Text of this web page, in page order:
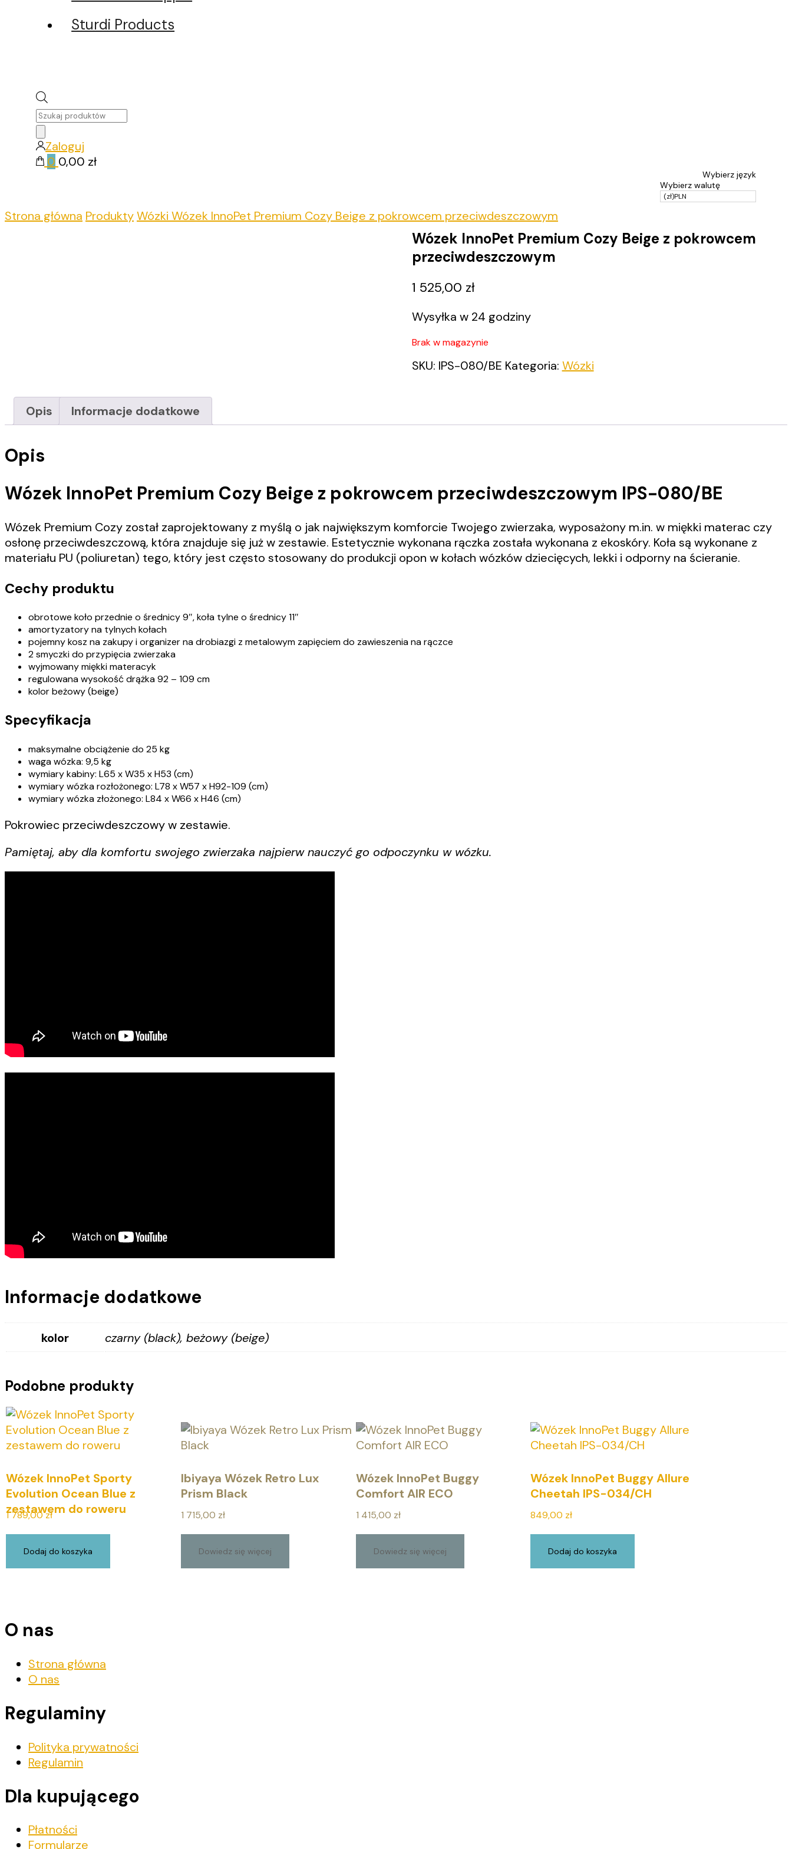
Sturdi Products
Wyszukiwarka
produktów
Zaloguj
0 0,00 zł
Wybierz język
Wybierz walutę
(zł)PLN
Strona główna ProduktyWózki Wózek InnoPet Premium Cozy Beige z pokrowcem przeciwdeszczowym
Wózek InnoPet Premium Cozy Beige z pokrowcem
przeciwdeszczowym
1 525,00 zł
Wysyłka w 24 godziny
Brak w magazynie
SKU: IPS-080/BE Kategoria: Wózki
Opis Informacje dodatkowe
Opis
Wózek InnoPet Premium Cozy Beige z pokrowcem przeciwdeszczowym IPS-080/BE
Wózek Premium Cozy został zaprojektowany z myślą o jak największym komforcie Twojego zwierzaka, wyposażony m.in. w miękki materac czy
osłonę przeciwdeszczową, która znajduje się już w zestawie. Estetycznie wykonana rączka została wykonana z ekoskóry. Koła są wykonane z
materiału PU (poliuretan) tego, który jest często stosowany do produkcji opon w kołach wózków dziecięcych, lekki i odporny na ścieranie.
Cechy produktu
obrotowe koło przednie o średnicy 9″, koła tylne o średnicy 11″
amortyzatory na tylnych kołach
pojemny kosz na zakupy i organizer na drobiazgi z metalowym zapięciem do zawieszenia na rączce
2 smyczki do przypięcia zwierzaka
wyjmowany miękki materacyk
regulowana wysokość drążka 92 – 109 cm
kolor beżowy (beige)
Specyfikacja
maksymalne obciążenie do 25 kg
waga wózka: 9,5 kg
wymiary kabiny: L65 x W35 x H53 (cm)
wymiary wózka rozłożonego: L78 x W57 x H92-109 (cm)
wymiary wózka złożonego: L84 x W66 x H46 (cm)
Pokrowiec przeciwdeszczowy w zestawie.
Pamiętaj, aby dla komfortu swojego zwierzaka najpierw nauczyć go odpoczynku w wózku.
Informacje dodatkowe
kolor czarny (black), beżowy (beige)
Podobne produkty
Wózek InnoPet Sporty
Evolution Ocean Blue z
zestawem do roweru
1 789,00zł
Dodaj do koszyka
Ibiyaya Wózek Retro Lux
Prism Black
1 715,00 zł
Dowiedz się więcej
Wózek InnoPet Buggy
Comfort AIR ECO
1 415,00 zł
Dowiedz się więcej
Wózek InnoPet Buggy Allure
Cheetah IPS-034/CH
849,00 zł
Dodaj do koszyka
O nas
Strona główna
O nas
Regulaminy
Polityka prywatności
Regulamin
Dla kupującego
Płatności
Formularze